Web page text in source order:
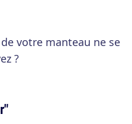
votre manteau ne se
?